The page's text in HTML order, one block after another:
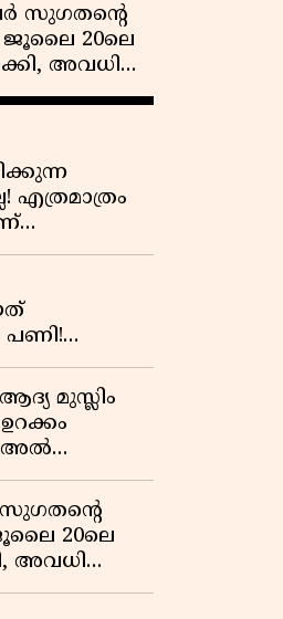
സുഗതന്റെ
20ലെ
അവധി
ഉത്തരവിട്ടു
എത്രമാത്രം
രഹസ്യങ്ങൾ
പണി!
ജനകീയ
മുസ്ലിം
അൽ
20ലെ
അവധി